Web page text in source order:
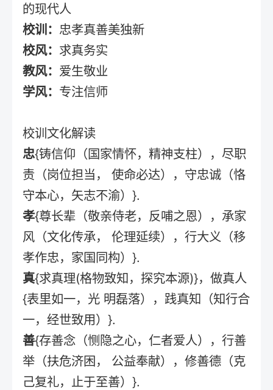
的现代人
校训： 忠孝真善美独新
校风： 求真务实
教风： 爱生敬业
学风： 专注信师
校训文化解读
忠{铸信仰（国家情怀，精神支柱），尽职
责（岗位担当， 使命必达），守忠诚（恪
守本心，矢志不渝）}.
孝{尊长辈（敬亲侍老，反哺之恩），承家
风（文化传承， 伦理延续），行大义（移
孝作忠，家国同构）}.
真{求真理(格物致知，探究本源)}，做真人
{表里如一，光 明磊落），践真知（知行合
一，经世致用）}.
善{存善念（恻隐之心，仁者爱人），行善
举（扶危济困， 公益奉献），修善德（克
己复礼，止于至善）}.